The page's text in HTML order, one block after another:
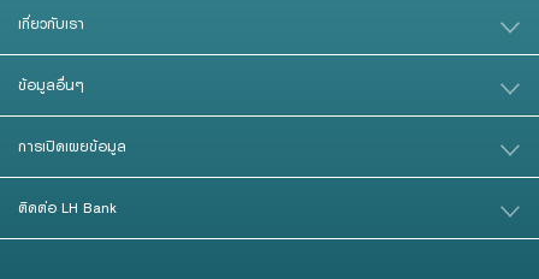
เกี่ยวกับเรา
ข้อมูลอื่นๆ
การเปิดเผยข้อมูล
ติดต่อ LH Bank